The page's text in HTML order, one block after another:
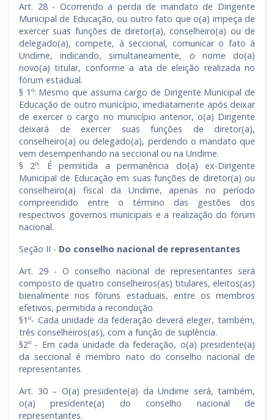
Art. 28 - Ocorrendo a perda de mandato de Dirigente
Municipal de Educação, ou outro fato que o(a) impeça de
exercer suas funções de diretor(a), conselheiro(a) ou de
delegado(a), compete, à seccional, comunicar o fato à
Undime, indicando, simultaneamente, o nome do(a)
novo(a) titular, conforme a ata de eleição realizada no
fórum estadual.
§ 1º: Mesmo que assuma cargo de Dirigente Municipal de
Educação de outro município, imediatamente após deixar
de exercer o cargo no município anterior, o(a) Dirigente
deixará de exercer suas funções de diretor(a),
conselheiro(a) ou delegado(a), perdendo o mandato que
vem desempenhando na seccional ou na Undime.
§ 2º: É permitida a permanência do(a) ex-Dirigente
Municipal de Educação em suas funções de diretor(a) ou
conselheiro(a) fiscal da Undime, apenas no período
compreendido entre o término das gestões dos
respectivos governos municipais e a realização do fórum
nacional.
Seção II - Do conselho nacional de representantes
Art. 29 - O conselho nacional de representantes será
composto de quatro conselheiros(as) titulares, eleitos(as)
bienalmente nos fóruns estaduais, entre os membros
efetivos, permitida a recondução.
§1º- Cada unidade da federação deverá eleger, também,
três conselheiros(as), com a função de suplência.
§2º - Em cada unidade da federação, o(a) presidente(a)
da seccional é membro nato do conselho nacional de
representantes.
Art. 30 – O(a) presidente(a) da Undime será, também,
o(a) presidente(a) do conselho nacional de
representantes.